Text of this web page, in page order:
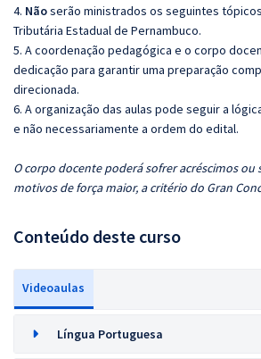
4. Nãoserão ministrados os seguintes
Tributária Estadual de Pernambuco.
5. A coordenação pedagógica e o corpo
dedicação para garantir uma preparação
direcionada.
6. A organização das aulas pode seguir a
e não necessariamente a ordem do edital.
O corpo docente poderá sofrer acréscimos
motivos de força maior, a critério do Gran
Conteúdo deste curso
Videoaulas
Língua Portuguesa